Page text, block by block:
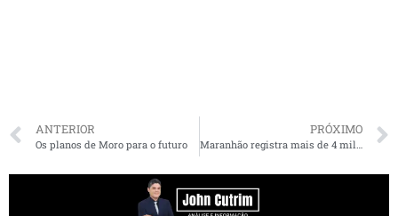
ANTERIOR
Os planos de Moro para o futuro
PRÓXIMO
Maranhão registra mais de 4 mil empresas abertas em julho